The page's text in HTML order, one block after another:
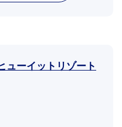
ーイットリゾート